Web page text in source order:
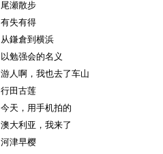
尾瀬散步
有失有得
从鎌倉到横浜
以勉强会的名义
游人啊，我也去了车山
行田古莲
今天，用手机拍的
澳大利亚，我来了
河津早樱